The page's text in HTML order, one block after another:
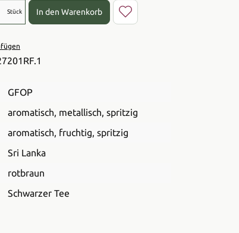
den gewünschten Wert ein oder benutze die
Stück In den Warenkorb
GFOP
aromatisch, metallisch, spritzig
aromatisch, fruchtig, spritzig
Sri Lanka
rotbraun
Schwarzer Tee